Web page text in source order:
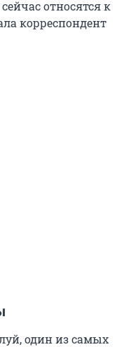
относятся к
корреспондент
один из самых